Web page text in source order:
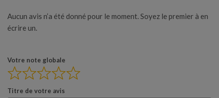
Aucun avis n’a été donné pour le moment. Soyez le premier à en
écrire un.
Votre note globale
Titre de votre avis